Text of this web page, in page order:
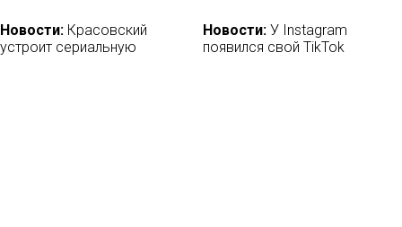
Новости: Красовский
устроит сериальную
Новости: У Instagram
появился свой TikTok